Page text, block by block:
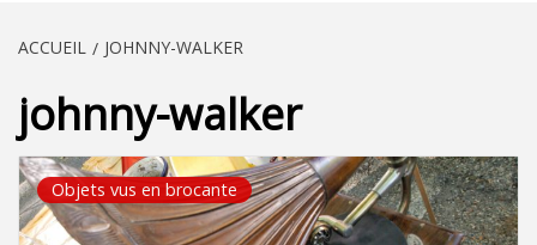
ACCUEIL JOHNNY-WALKER
johnny-walker
Objets vus en brocante